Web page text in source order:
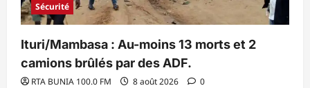
Sécurité
Ituri/Mambasa : Au-moins 13 morts et 2
camions brûlés par des ADF.
RTA BUNIA 100.0 FM 8 août 2026 0